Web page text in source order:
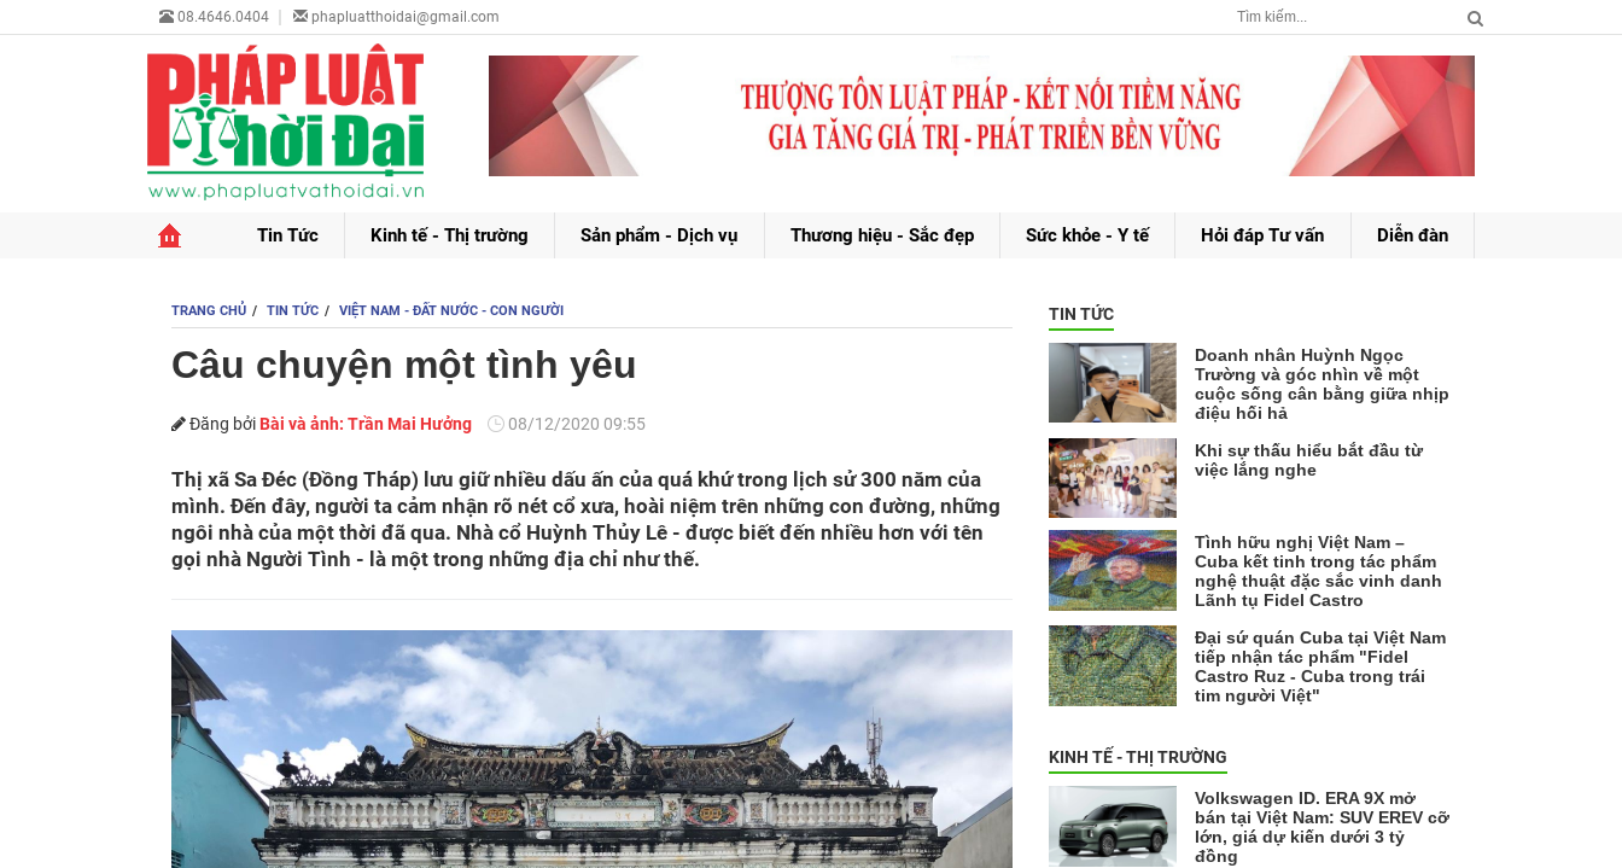
08.4646.0404 phapluatthoidai@gmail.com
Tin Tức Kinh tế - Thị trường Sản phẩm - Dịch vụ Thương hiệu - Sắc đẹp Sức khỏe - Y tế Hỏi đáp Tư vấn Diễn đàn
TRANG CHỦ TIN TỨC VIỆT NAM - ĐẤT NƯỚC - CON NGƯỜI
Câu chuyện một tình yêu
Đăng bởi Bài và ảnh: Trần Mai Hưởng 08/12/2020 09:55
Thị xã Sa Đéc (Đồng Tháp) lưu giữ nhiều dấu ấn của quá khứ trong lịch sử 300 năm của
mình. Đến đây, người ta cảm nhận rõ nét cổ xưa, hoài niệm trên những con đường, những
ngôi nhà của một thời đã qua. Nhà cổ Huỳnh Thủy Lê - được biết đến nhiều hơn với tên
gọi nhà Người Tình - là một trong những địa chỉ như thế.
TIN TỨC
Doanh nhân Huỳnh Ngọc
Trường và góc nhìn về một
cuộc sống cân bằng giữa nhịp
điệu hối hả
Khi sự thấu hiểu bắt đầu từ
việc lắng nghe
Tình hữu nghị Việt Nam –
Cuba kết tinh trong tác phẩm
nghệ thuật đặc sắc vinh danh
Lãnh tụ Fidel Castro
Đại sứ quán Cuba tại Việt Nam
tiếp nhận tác phẩm "Fidel
Castro Ruz - Cuba trong trái
tim người Việt"
KINH TẾ - THỊ TRƯỜNG
Volkswagen ID. ERA 9X mở
bán tại Việt Nam: SUV EREV cỡ
lớn, giá dự kiến dưới 3 tỷ
đồng